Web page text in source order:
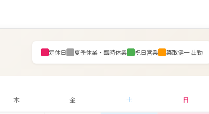
定休日 夏季休業・臨時休業 祝日営業 簗取健一 出勤
木 金 土 日